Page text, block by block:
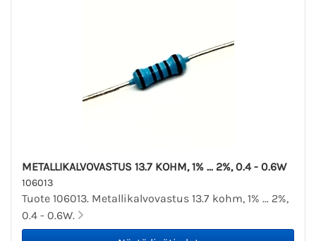
METALLIKALVOVASTUS 13.7 KOHM, 1% ... 2%, 0.4 - 0.6W
106013
Tuote 106013. Metallikalvovastus 13.7 kohm, 1% ... 2%,
0.4 - 0.6W.